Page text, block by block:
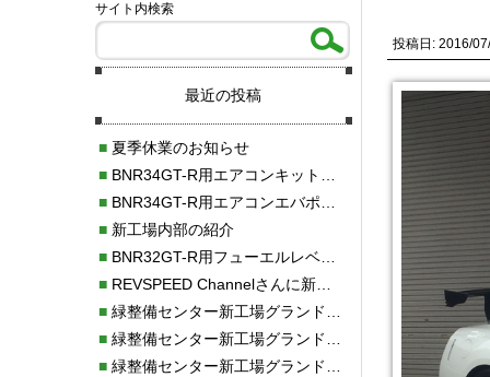
投稿日: 2016/
サイト内検索
最近の投稿
■夏季休業のお知らせ
■BNR34GT-R用エアコンキット新発売！！
■BNR34GT-R用エアコンエバポレーターを新発売！！
■新工場内部の紹介
■BNR32GT-R用フューエルレベルセンサー新発売！！
■REVSPEED Channelさんに新社屋を紹介していただきました!!
■緑整備センター新工場グランドオープン・続報
■緑整備センター新工場グランドオープン
■緑整備センター新工場グランドオープンのお知らせ！！